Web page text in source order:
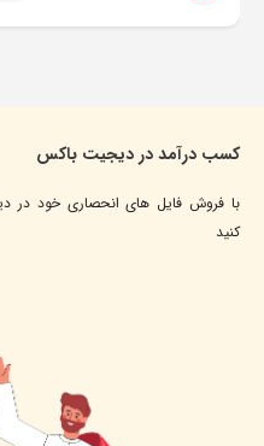
کسب درآمد در دیجیت باکس
با فروش فایل های انحصاری خود در
کنید